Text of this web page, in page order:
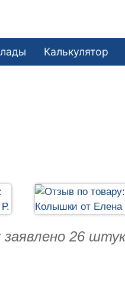
Калькулятор
заявлено 26